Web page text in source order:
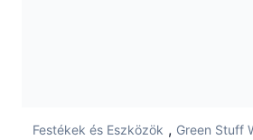
Festékek és Eszközök , Green Stuff